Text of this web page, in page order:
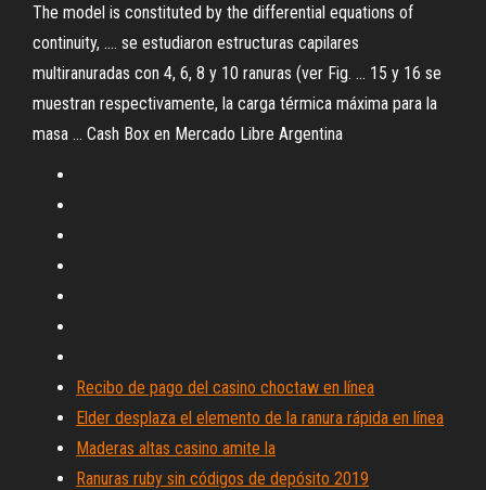
The model is constituted by the differential equations of
continuity, .... se estudiaron estructuras capilares
multiranuradas con 4, 6, 8 y 10 ranuras (ver Fig. ... 15 y 16 se
muestran respectivamente, la carga térmica máxima para la
masa ... Cash Box en Mercado Libre Argentina
Recibo de pago del casino choctaw en línea
Elder desplaza el elemento de la ranura rápida en línea
Maderas altas casino amite la
Ranuras ruby ​​sin códigos de depósito 2019